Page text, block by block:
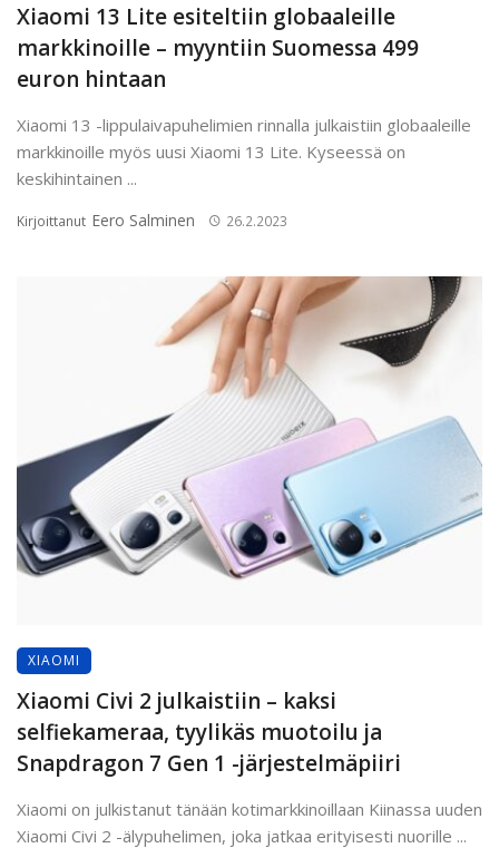
Xiaomi 13 Lite esiteltiin globaaleille
markkinoille – myyntiin Suomessa 499
euron hintaan
Xiaomi 13 -lippulaivapuhelimien rinnalla julkaistiin globaaleille
markkinoille myös uusi Xiaomi 13 Lite. Kyseessä on
keskihintainen ...
Kirjoittanut Eero Salminen 26.2.2023
XIAOMI
Xiaomi Civi 2 julkaistiin – kaksi
selfiekameraa, tyylikäs muotoilu ja
Snapdragon 7 Gen 1 -järjestelmäpiiri
Xiaomi on julkistanut tänään kotimarkkinoillaan Kiinassa uuden
Xiaomi Civi 2 -älypuhelimen, joka jatkaa erityisesti nuorille ...